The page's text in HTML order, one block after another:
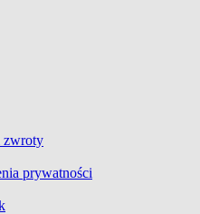
zwroty
prywatności